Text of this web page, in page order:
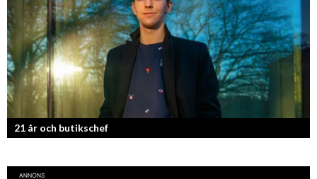
21 år och butikschef
Denis Manasiev Vukotic driver Teknikmagasinet mot nya framgångar!